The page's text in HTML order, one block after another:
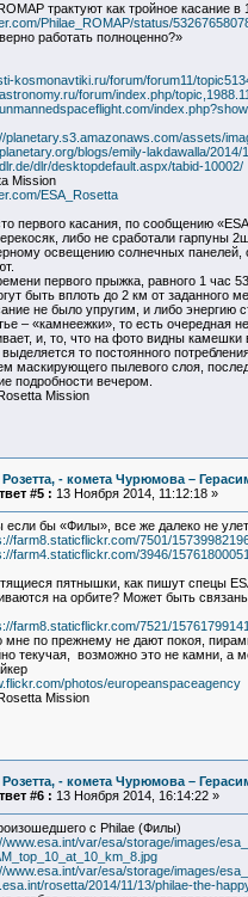
трактуют как тройное касание
Philae_ROMAP/status/
работать полноценно?»
kosmonavtiki.ru/forum/forum11/
forum/index.php/
planetary.s3.amazonaws.com/assets/
blogs/emily-lakdawalla/2014/
dlr/desktopdefault.aspx/tabid-10002/
Mission
ESA_Rosetta
первого касания, по сообщению
либо не сработали гарпуны
освещению солнечных
первого прыжка, равного 1 час
быть вплоть до 2 км от заданного
не было упругим, и либо
– «камнеежки», то есть очередная
и, то, что на фото видны камешки
то постоянного
маскирующего пылевого слоя,
подробности вечером.
Mission
Розетта, - комета Чурюмова –
#5 : 13 Ноября 2014, 11:12:18 »
бы «Филы», все же далеко не
farm8.staticflickr.com/7501/
farm4.staticflickr.com/3946/
пятнышки, как пишут спецы
на орбите? Может быть
farm8.staticflickr.com/7521/
мне по прежнему не дают покоя,
текучая, возможно это не камни, а
photos/europeanspaceagency
Mission
Розетта, - комета Чурюмова –
#6 : 13 Ноября 2014, 16:14:22 »
с Philae (Филы)
www.esa.int/var/esa/storage/images/
www.esa.int/var/esa/storage/images/
rosetta/2014/11/13/philae-the-